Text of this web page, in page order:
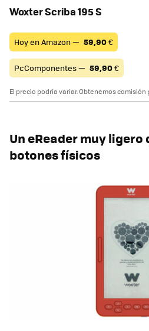
Woxter Scriba 195 S
Hoy en Amazon — 59,90€
PcComponentes — 59,90€
El precio podría variar. Obtenemos
Un eReader muy ligero
botones físicos